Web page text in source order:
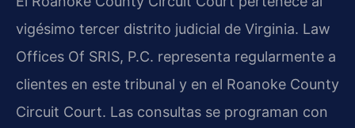
vigésimo tercer distrito judicial de Virginia. Law
Offices Of SRIS, P.C. representa regularmente a
clientes en este tribunal y en el Roanoke County
Circuit Court. Las consultas se programan con